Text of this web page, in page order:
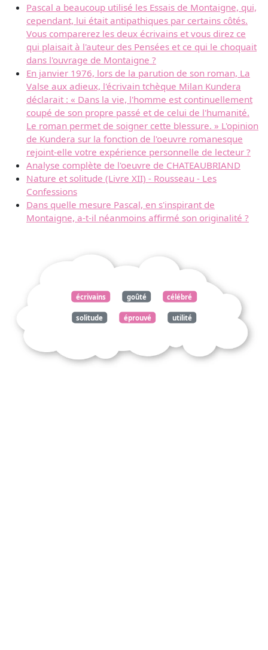
Pascal a beaucoup utilisé les Essais de Montaigne, qui,
cependant, lui était antipathiques par certains côtés.
Vous comparerez les deux écrivains et vous direz ce
qui plaisait à l'auteur des Pensées et ce qui le choquait
dans l'ouvrage de Montaigne ?
En janvier 1976, lors de la parution de son roman, La
Valse aux adieux, l'écrivain tchèque Milan Kundera
déclarait : « Dans la vie, l'homme est continuellement
coupé de son propre passé et de celui de l'humanité.
Le roman permet de soigner cette blessure. » L'opinion
de Kundera sur la fonction de l'oeuvre romanesque
rejoint-elle votre expérience personnelle de lecteur ?
Analyse complète de l'oeuvre de CHATEAUBRIAND
Nature et solitude (Livre XII) - Rousseau - Les
Confessions
Dans quelle mesure Pascal, en s'inspirant de
Montaigne, a-t-il néanmoins affirmé son originalité ?
écrivains goûté célébré
solitude éprouvé utilité
sincèrement ressentez moment